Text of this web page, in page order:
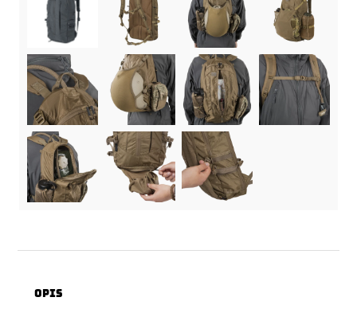
Opis